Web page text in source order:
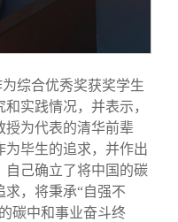
综合优秀奖获奖学生
实践情况，并表示，
授为代表的清华前辈
为毕生的追求，并作出
自己确立了将中国的碳
，将秉承“自强不
碳中和事业奋斗终